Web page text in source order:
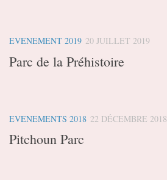
EVENEMENT 2019 20 JUILLET 2019
Parc de la Préhistoire
EVENEMENTS 2018 22 DÉCEMBRE 2018
Pitchoun Parc